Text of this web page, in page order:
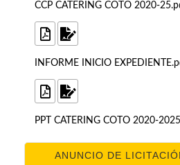
CCP CATERING COTO 2020-
INFORME INICIO
PPT CATERING COTO 2020-
ANUNCIO DE